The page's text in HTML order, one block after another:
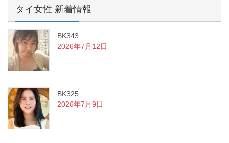
タイ女性 新着情報
BK343
2026年7月12日
BK325
2026年7月9日